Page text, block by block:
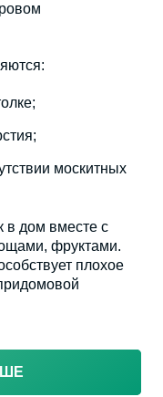
москитных
в дом вместе с
фруктами.
плохое